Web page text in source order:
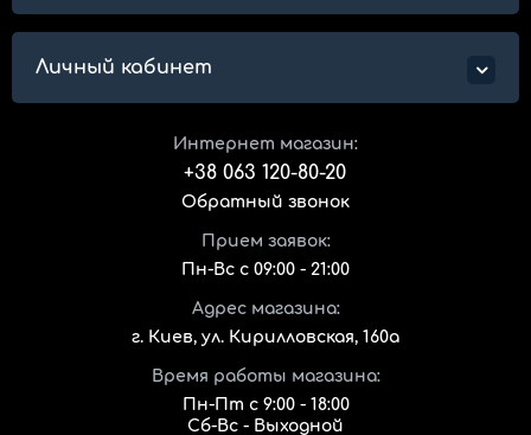
Личный кабинет
Интернет магазин:
+38 063 120-80-20
Обратный звонок
Прием заявок:
Пн-Вс с 09:00 - 21:00
Адрес магазина:
г. Киев, ул. Кирилловская, 160а
Время работы магазина:
Пн-Пт с 9:00 - 18:00
Сб-Вс - Выходной